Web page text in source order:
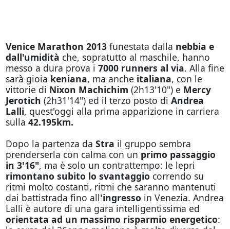
Venice Marathon 2013 funestata dalla nebbia e
dall'umidità che, sopratutto al maschile, hanno
messo a dura prova i 7000 runners al via. Alla fine
sarà gioia keniana, ma anche italiana, con le
vittorie di Nixon Machichim (2h13'10") e Mercy
Jerotich (2h31'14") ed il terzo posto di Andrea
Lalli, quest'oggi alla prima apparizione in carriera
sulla 42.195km.
Dopo la partenza da Stra il gruppo sembra
prenderserla con calma con un primo passaggio
in 3'16", ma è solo un contrattempo: le lepri
rimontano subito lo svantaggio correndo su
ritmi molto costanti, ritmi che saranno mantenuti
dai battistrada fino all'ingresso in Venezia. Andrea
Lalli è autore di una gara intelligentissima ed
orientata ad un massimo risparmio energetico: